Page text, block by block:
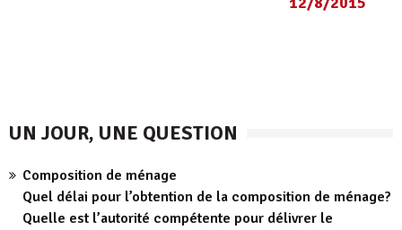
UN JOUR, UNE QUESTION
Composition de ménage
Quel délai pour l’obtention de la composition de ménage?
Quelle est l’autorité compétente pour délivrer le